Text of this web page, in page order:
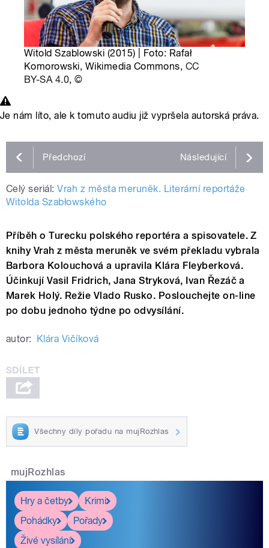
Witold Szablowski (2015) | Foto: Rafał
Komorowski, Wikimedia Commons, CC
BY-SA 4.0,©
Je nám líto, ale k tomuto audiu již vypršela autorská práva.
Předchozí Následující
Celý seriál: Vrah z města meruněk. Literární reportáže
Witolda Szabłowského
Příběh o Turecku polského reportéra a spisovatele. Z
knihy Vrah z města meruněk ve svém překladu vybrala
Barbora Kolouchová a upravila Klára Fleyberková.
Účinkují Vasil Fridrich, Jana Stryková, Ivan Řezáč a
Marek Holý. Režie Vlado Rusko. Poslouchejte on-line
po dobu jednoho týdne po odvysílání.
autor: Klára Vičíková
Všechny díly pořadu na mujRozhlas
mujRozhlas
Hry a četby
Krimi
Pohádky
Pořady
Živé vysílání